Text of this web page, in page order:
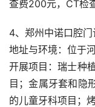
查费200元，CT检
4、郑州中诺口腔门
地址与环境：位于
开展项目：瑞士种
目；金属牙套和隐
的儿童牙科项目；